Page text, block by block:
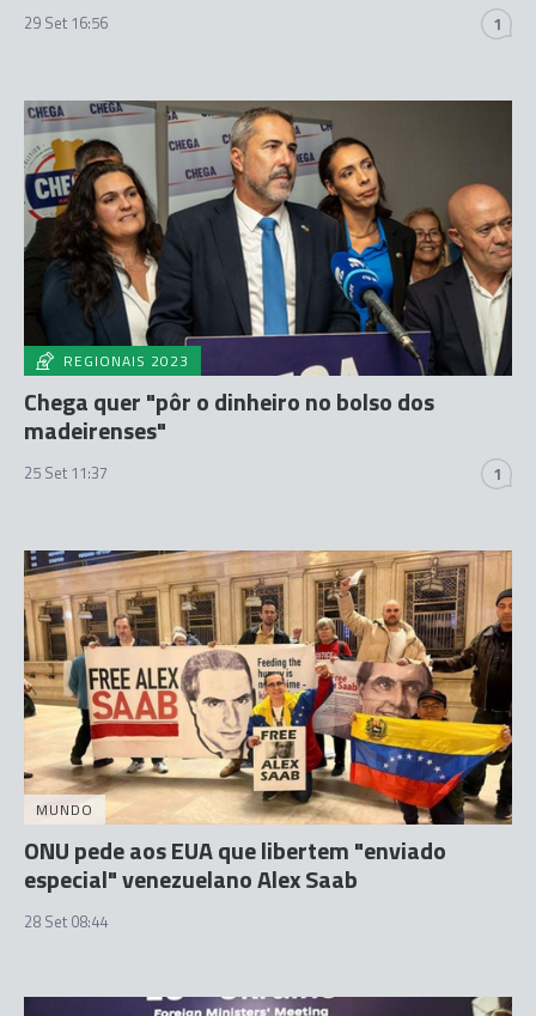
29 Set 16:56 1
REGIONAIS 2023
Chega quer "pôr o dinheiro no bolso dos
madeirenses"
25 Set 11:37 1
MUNDO
ONU pede aos EUA que libertem "enviado
especial" venezuelano Alex Saab
28 Set 08:44